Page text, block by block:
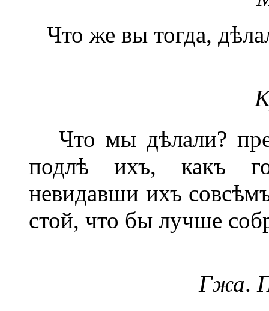
Что же вы тогда,
Что мы дѣлали?
подлѣ ихъ, какъ
невидавши ихъ
стой, что бы лучше
Гжа.